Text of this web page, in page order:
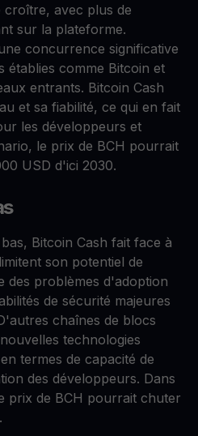
croître, avec plus de
sur la plateforme.
concurrence significative
établies comme Bitcoin et
entrants. Bitcoin Cash
et sa fiabilité, ce qui en fait
les développeurs et
le prix de BCH pourrait
USD d'ici 2030.
Bitcoin Cash fait face à
son potentiel de
des problèmes d'adoption
de sécurité majeures
chaînes de blocs
technologies
termes de capacité de
des développeurs. Dans
prix de BCH pourrait chuter